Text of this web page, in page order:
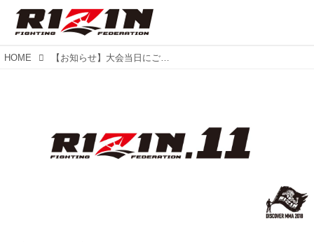
HOME 【お知らせ】大会当日にご来場される皆様へ